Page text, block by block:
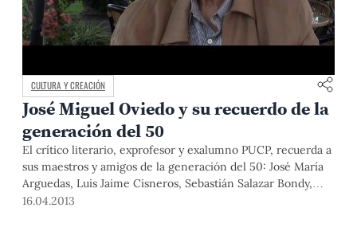
CULTURA Y CREACIÓN
José Miguel Oviedo y su recuerdo de la
generación del 50
El crítico literario, exprofesor y exalumno PUCP, recuerda a
sus maestros y amigos de la generación del 50: José María
Arguedas, Luis Jaime Cisneros, Sebastián Salazar Bondy,
Mario Vargas Llosa, Luis Loayza y Abelardo Oquendo.
16.04.2013